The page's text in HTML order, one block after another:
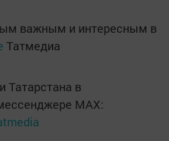
важным и интересным в
Татмедиа
Татарстана в
MАХ: